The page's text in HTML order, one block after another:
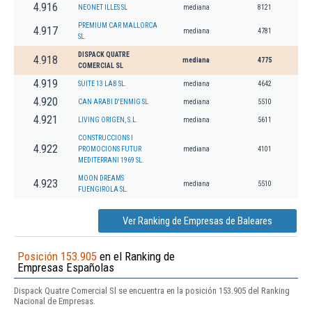
4.916 NEONET ILLES SL mediana 8121
4.917
PREMIUM CAR MALLORCA
SL.
mediana 4781
4.918
DISPACK QUATRE
COMERCIAL SL
mediana 4775
4.919 SUITE 13 LAB SL. mediana 4642
4.920 CAN ARABI D'ENMIG SL mediana 5510
4.921 LIVING ORIGEN, S.L. mediana 5611
4.922
CONSTRUCCIONS I
PROMOCIONS FUTUR
MEDITERRANI 1969 SL.
mediana 4101
4.923
MOON DREAMS
FUENGIROLA SL.
mediana 5510
Ver Ranking de Empresas de Baleares
Posición 153.905 en el Ranking de
Empresas Españolas
Dispack Quatre Comercial Sl se encuentra en la posición 153.905 del Ranking
Nacional de Empresas.